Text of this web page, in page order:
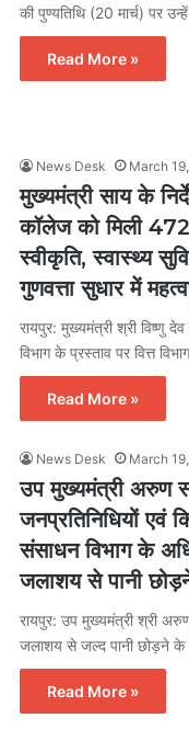
की पुण्यतिथि (20 मार्च) पर
Read More »
News Desk March
मुख्यमंत्री साय के
कॉलेज को मिली
स्वीकृति, स्वास्थ्य
गुणवत्ता सुधार में
रायपुर: मुख्यमंत्री श्री विष्णु
विभाग के प्रस्ताव पर वित्त
Read More »
News Desk March
उप मुख्यमंत्री अरुण
जनप्रतिनिधियों एवं
संसाधन विभाग के
जलाशय से पानी
रायपुर: उप मुख्यमंत्री श्री
जलाशय से जल्द पानी छोड़ने के
Read More »